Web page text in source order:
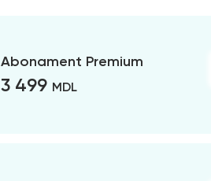
Abonament Premium
3 499 MDL